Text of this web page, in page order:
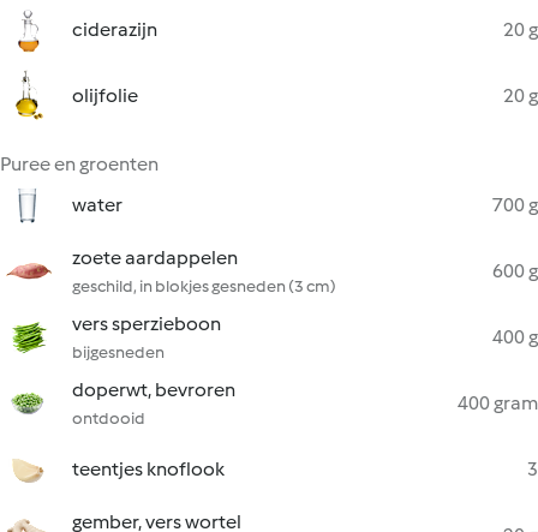
ciderazijn 20 g
olijfolie 20 g
Puree en groenten
water
700 g
zoete aardappelen
geschild, in blokjes gesneden (3 cm)
600 g
vers sperzieboon
bijgesneden
400 g
doperwt, bevroren
ontdooid
400 gram
teentjes knoflook 3
gember, vers wortel